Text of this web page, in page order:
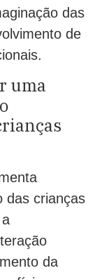
das
de
uma
das crianças
da